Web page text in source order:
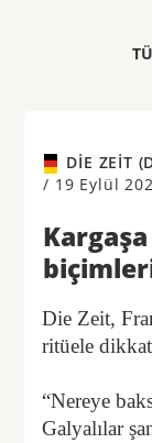
DIE ZEIT
/ 19 Eylül
Die Zeit,
ritüele
“Nereye
Galyalılar